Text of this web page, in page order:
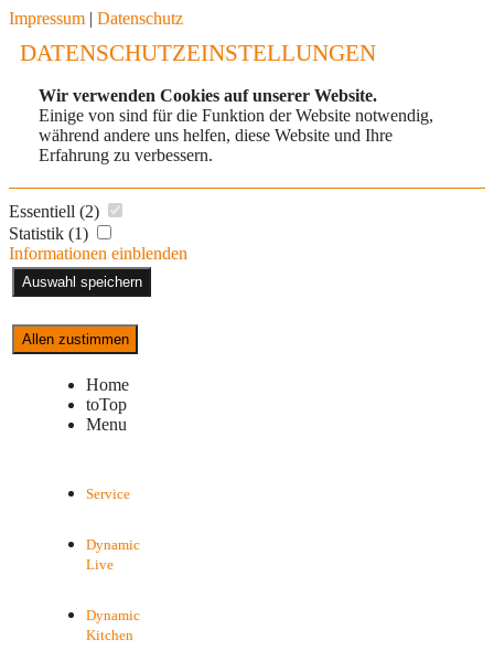
Impressum | Datenschutz
DATENSCHUTZEINSTELLUNGEN
Wir verwenden Cookies auf unserer Website.
Einige von sind für die Funktion der Website notwendig,
während andere uns helfen, diese Website und Ihre
Erfahrung zu verbessern.
Essentiell (2)
Statistik (1)
Informationen einblenden
Auswahl speichern
Allen zustimmen
Home
toTop
Menu
Service
Dynamic
Live
Dynamic
Kitchen